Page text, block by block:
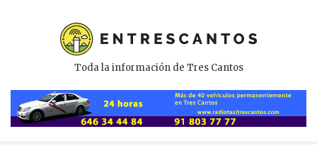
Toda la información de Tres Cantos